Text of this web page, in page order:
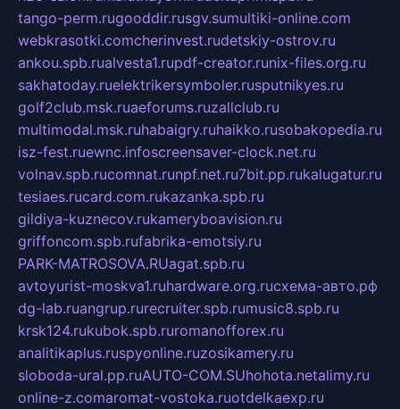
tango-perm.rugooddir.rusgv.sumultiki-online.com
webkrasotki.comcherinvest.rudetskiy-ostrov.ru
ankou.spb.rualvesta1.rupdf-creator.runix-files.org.ru
sakhatoday.ruelektrikersymboler.rusputnikyes.ru
golf2club.msk.ruaeforums.ruzallclub.ru
multimodal.msk.ruhabaigry.ruhaikko.rusobakopedia.ru
isz-fest.ruewnc.infoscreensaver-clock.net.ru
volnav.spb.rucomnat.runpf.net.ru7bit.pp.rukalugatur.ru
tesiaes.rucard.com.rukazanka.spb.ru
gildiya-kuznecov.rukameryboavision.ru
griffoncom.spb.rufabrika-emotsiy.ru
PARK-MATROSOVA.RUagat.spb.ru
avtoyurist-moskva1.ruhardware.org.ruсхема-авто.рф
dg-lab.ruangrup.rurecruiter.spb.rumusic8.spb.ru
krsk124.rukubok.spb.ruromanofforex.ru
analitikaplus.ruspyonline.ruzosikamery.ru
sloboda-ural.pp.ruAUTO-COM.SUhohota.netalimy.ru
online-z.comaromat-vostoka.ruotdelkaexp.ru